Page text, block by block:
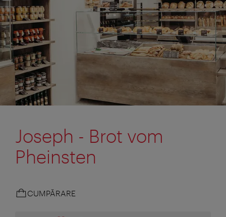
Joseph - Brot vom
Pheinsten
CUMPĂRARE